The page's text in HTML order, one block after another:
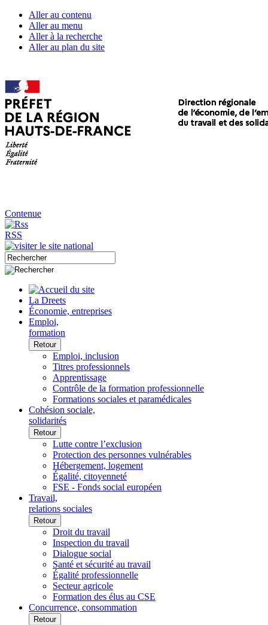
Aller au contenu
Aller au menu
Aller à la recherche
Aller au plan du site
Contenue
RSS
La Dreets
Économie, entreprises
Emploi,
formation
Retour
Emploi, inclusion
Titres professionnels
Apprentissage
Contrôle de la formation professionnelle
Formations sociales et paramédicales
Cohésion sociale,
solidarités
Retour
Lutte contre l’exclusion
Protection des personnes vulnérables
Hébergement, logement
Égalité, citoyenneté
FSE - Fonds social européen
Travail,
relations sociales
Retour
Droit du travail
Inspection du travail
Dialogue social
Santé et sécurité au travail
Égalité professionnelle
Secteur agricole
Formation des élus au CSE
Concurrence, consommation
Retour